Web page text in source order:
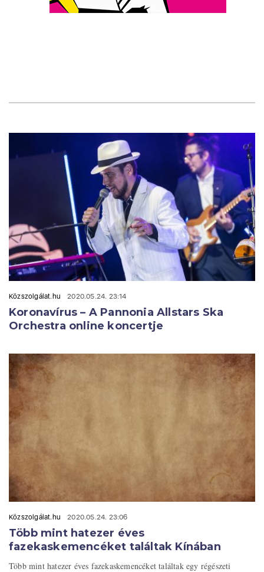
Közszolgálat.hu 2020.05.24. 23:14
Koronavírus – A Pannonia Allstars Ska
Orchestra online koncertje
Közszolgálat.hu 2020.05.24. 23:06
Több mint hatezer éves
fazekaskemencéket találtak Kínában
Több mint hatezer éves fazekaskemencéket találtak egy régészeti